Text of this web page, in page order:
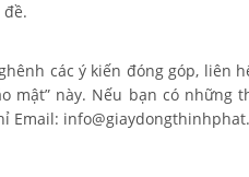
các ý kiến đóng góp, liên
mật” này. Nếu bạn có những
Email: